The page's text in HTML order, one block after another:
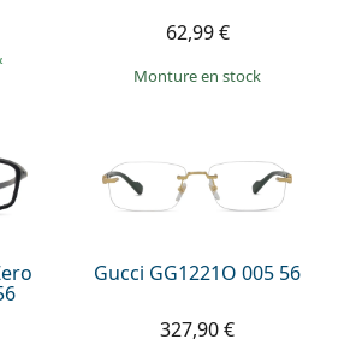
62,99 €
Monture en stock
Gucci GG1221O 005 56
327,90 €